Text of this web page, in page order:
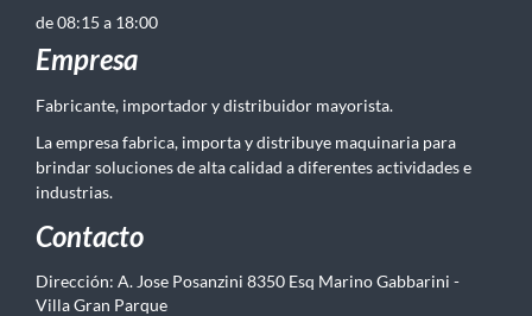
de 08:15 a 18:00
Empresa
Fabricante, importador y distribuidor mayorista.
La empresa fabrica, importa y distribuye maquinaria para
brindar soluciones de alta calidad a diferentes actividades e
industrias.
Contacto
Dirección: A. Jose Posanzini 8350 Esq Marino Gabbarini -
Villa Gran Parque